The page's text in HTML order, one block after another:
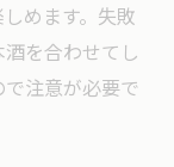
めます。失敗
を合わせてし
注意が必要で